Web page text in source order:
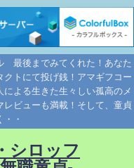
最後までみてくれた！あなた
トにて投げ銭！アマギフコー
よる生きた生々しい孤高のメ
レビューも満載！そして、童貞
・
シロッフ